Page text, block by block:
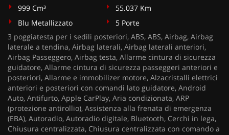
999 Cm³
55.037 Km
Blu Metallizzato
5 Porte
3 poggiatesta per i sedili posteriori, ABS, ABS, Airbag, Airbag
laterale a tendina, Airbag laterali, Airbag laterali anteriori,
Airbag Passeggero, Airbag testa, Allarme cintura di sicurezza
guidatore, Allarme cintura di sicurezza passeggeri anteriori e
posteriori, Allarme e immobilizer motore, Alzacristalli elettrici
anteriori e posteriori con comandi lato guidatore, Android
Auto, Antifurto, Apple CarPlay, Aria condizionata, ARP
(protezione antirollio), Assistenza alla frenata di emergenza
(EBA), Autoradio, Autoradio digitale, Bluetooth, Cerchi in lega,
Chiusura centralizzata, Chiusura centralizzata con comando a